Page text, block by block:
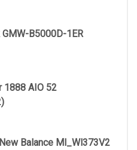
B5000D-1ER
1888 AIO 52
Balance Ml_Wl373V2